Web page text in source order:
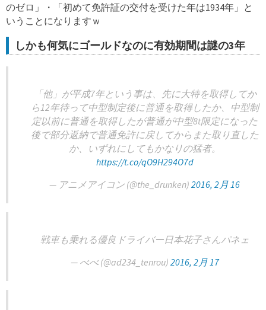
のゼロ」・「初めて免許証の交付を受けた年は1934年」と
いうことになりますｗ
しかも何気にゴールドなのに有効期間は謎の3年
「他」が平成7年という事は、先に大特を取得してか
ら12年待って中型制定後に普通を取得したか、中型制
定以前に普通を取得したが普通が中型8t限定になった
後で部分返納で普通免許に戻してからまた取り直した
か、いずれにしてもかなりの猛者。
https://t.co/qO9H294O7d
— アニメアイコン (@the_drunken) 2016, 2月 16
戦車も乗れる優良ドライバー日本花子さんパネェ
— べべ (@ad234_tenrou) 2016, 2月 17